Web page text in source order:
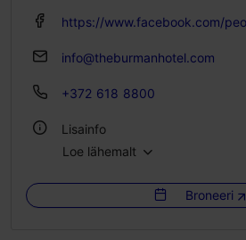
info@theburmanhotel.com
+372 618 8800
Lisainfo
Voodikohtade arv: 36
Loe lähemalt
Broneeri